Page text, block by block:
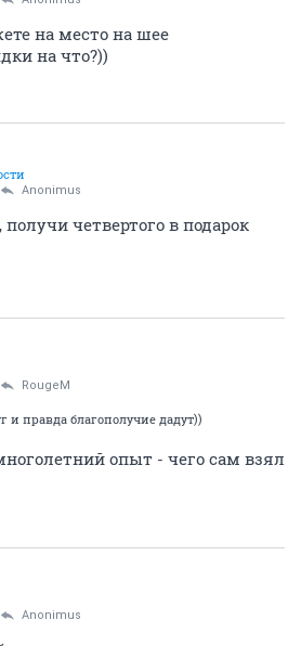
на место на шее
на что?))
Anоnimus
четвертого в подарок
RougeM
и правда благополучие дадут))
опыт - чего сам взял
Anоnimus